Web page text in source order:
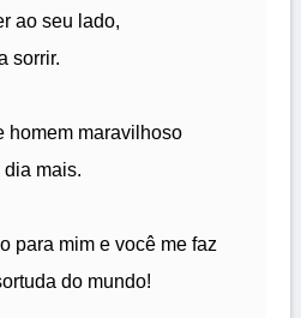
ao seu lado,
sorrir.
homem maravilhoso
mais.
para mim e você me faz
do mundo!